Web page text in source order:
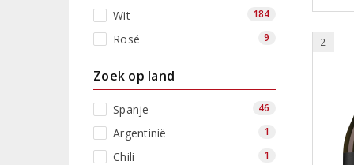
Wit 184
Rosé 9
Zoek op land
Spanje 46
Argentinië 1
Chili 1
2